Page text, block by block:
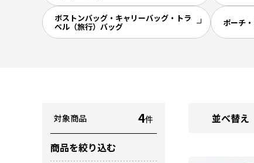
ボストンバッグ・キャリーバッグ・トラ
ベル（旅行）バッグ ポーチ
対象商品 4件
商品を絞り込む
並べ替え